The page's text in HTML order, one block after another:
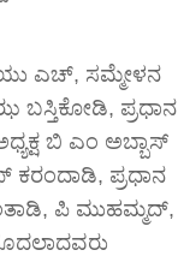
ಯು ಎಚ್, ಸಮ್ಮೇಳನ
ಬಸ್ತಿಕೋಡಿ, ಪ್ರಧಾನ
ಬಿ ಎಂ ಅಬ್ಬಾಸ್
ಕರಂದಾಡಿ, ಪ್ರಧಾನ
ಪಿ ಮುಹಮ್ಮದ್,